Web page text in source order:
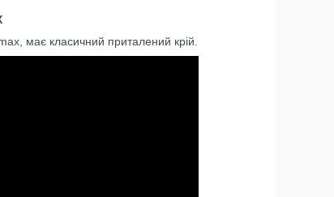
має класичний приталений крій.